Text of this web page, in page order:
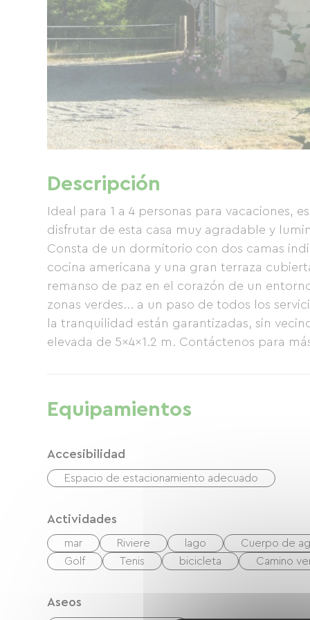
Descripción
Ideal para 1 a 4 personas para vacaciones,
disfrutar de esta casa muy agradable y
Consta de un dormitorio con dos camas
cocina americana y una gran terraza
remanso de paz en el corazón de un
zonas verdes... a un paso de todos los
la tranquilidad están garantizadas, sin
elevada de 5x4x1.2 m. Contáctenos para
Equipamientos
Accesibilidad
Espacio de estacionamiento adecuado
Actividades
mar Riviere lago Cuerpo de
Golf
Tenis bicicleta Camino
Aseos